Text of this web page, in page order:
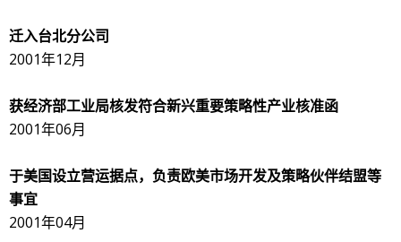
迁入台北分公司
2001年12月
获经济部工业局核发符合新兴重要策略性产业核准函
2001年06月
于美国设立营运据点，负责欧美市场开发及策略伙伴结盟等
事宜
2001年04月